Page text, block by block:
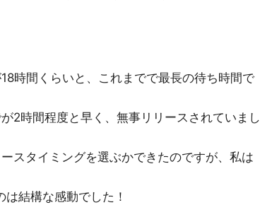
時間くらいと、これまでで最長の待ち時間で
2時間程度と早く、無事リリースされていまし
スタイミングを選ぶかできたのですが、私は
結構な感動でした！